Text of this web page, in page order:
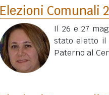
Elezioni Comunali
Il 26 e 27
stato eletto il
Paterno al